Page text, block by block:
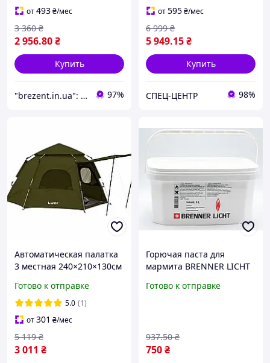
Высококачественный
брезент
от493₴/мес
2 956.80₴
3 360 ₴
Купить
"brezent.in.ua": Интернет-магазин тентов и укрывных материалов для защиты от дождя, снега и солнца 97%
от595₴/мес
5 949.15₴
6 999 ₴
Купить
СПЕЦ-ЦЕНТР 98%
Автоматическая палатка
3 местная 240×210×130см
Camping Lugi цвет Хаки
Готово к отправке
5.0 (1)
от301 ₴/мес
3 011 ₴
5 119 ₴
Горючая паста для
мармита BRENNER LICHT
Готово к отправке
750₴
937.50 ₴